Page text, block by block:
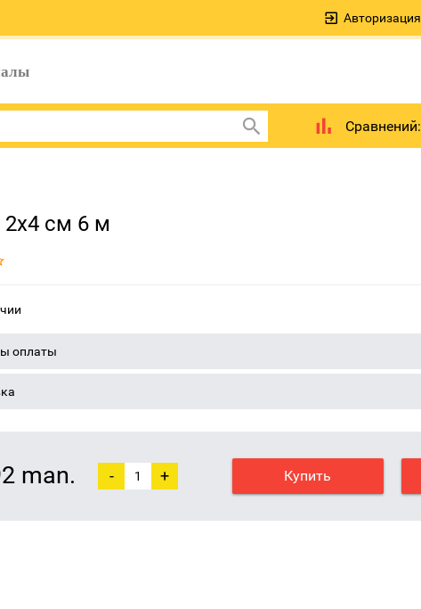
Авторизация
Сравнений:
2х4 см 6 м
оплаты
man. - + Купить